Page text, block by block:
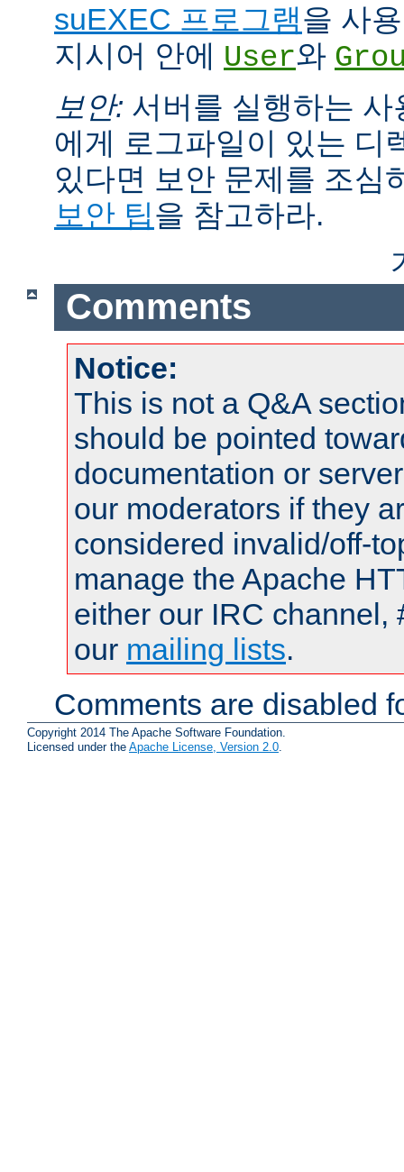
suEXEC 프로그램을 사
지시어 안에 User와
보안: 서버를 실행하는
에게 로그파일이 있는 디
있다면 보안 문제를 조심
보안 팁을 참고하라.
Comments
Notice:
This is not a Q&A
should be pointed
documentation or
our moderators if they
considered invalid/off-
manage the Apache
either our IRC channel,
our mailing lists.
Comments are disabled
Copyright 2014 The Apache Software Foundation.
Licensed under the Apache License, Version 2.0